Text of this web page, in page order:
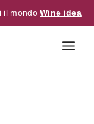
il mondoWine idea